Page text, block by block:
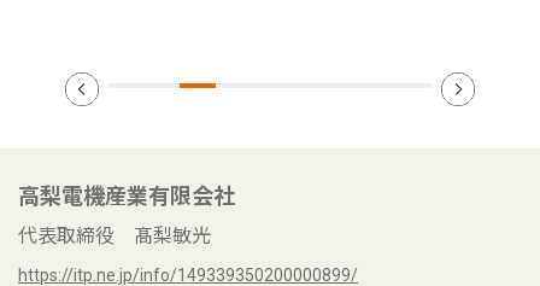
高梨電機産業有限会社
代表取締役 髙梨敏光
https://itp.ne.jp/info/149339350200000899/